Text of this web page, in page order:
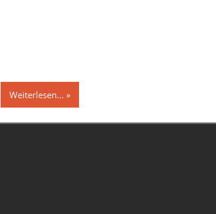
Weiterlesen...